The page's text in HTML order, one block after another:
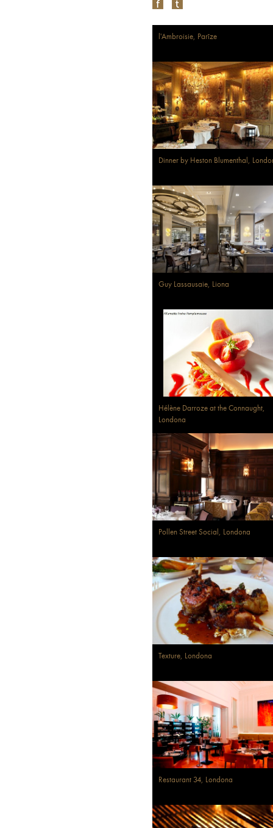
l'Ambroisie, Parīze
Dinner by Heston Blumenthal,
Guy Lassausaie, Liona
Hélène Darroze at the Connaught,
Londona
Pollen Street Social, Londona
Texture, Londona
Restaurant 34, Londona